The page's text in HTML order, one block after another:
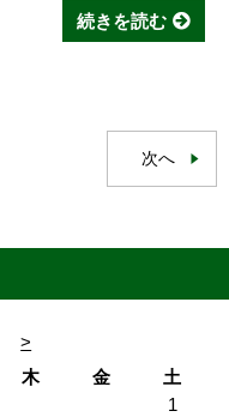
続きを読む
次へ
>
木 金
土
1